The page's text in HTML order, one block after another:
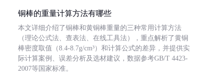
铜棒的重量计算方法有哪些
本文详细介绍了铜棒和黄铜棒重量的三种常用计算方法
（理论公式法、查表法、在线工具法），重点解析了黄铜
棒密度取值（8.4-8.7g/cm³）和计算公式的差异，并提供实
际计算案例、误差分析及选材建议，数据参考GB/T 4423-
2007等国家标准。